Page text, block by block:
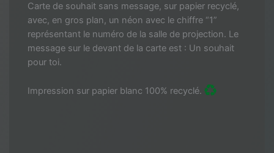
Carte de souhait sans message, sur papier recyclé,
avec, en gros plan, un néon avec le chiffre “1”
représentant le numéro de la salle de projection. Le
message sur le devant de la carte est : Un souhait
pour toi.
Impression sur papier blanc 100% recyclé.